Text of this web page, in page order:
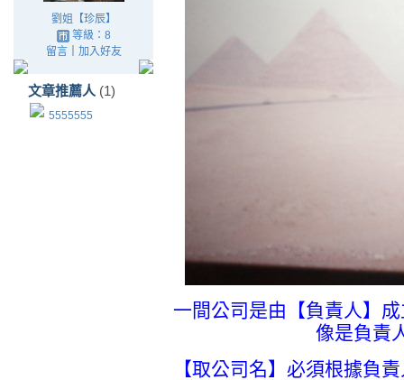
劉姐【珍辰】
等級：8
留言｜ 加入好友
文章推薦人 (1)
5555555
一間公司是由【負責人】
像是負責
【取公司名】必須根據負